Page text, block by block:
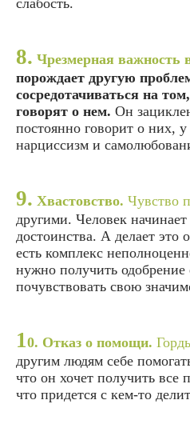
8. Чрезмерная важность
порождает другую
сосредотачиваться на
говорят о нем. Он
постоянно говорит о них, у
нарциссизм и
9. Хвастовство. Чувство
другими. Человек начинает
достоинства. А делает это
есть комплекс
нужно получить
почувствовать свою
10. Отказ о помощи.
другим людям себе
что он хочет получить все
что придется с кем-то